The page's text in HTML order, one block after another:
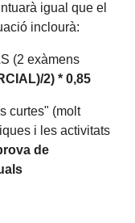
igual que el
inclourà:
(2 exàmens
2) * 0,85
curtes" (molt
i les activitats
de